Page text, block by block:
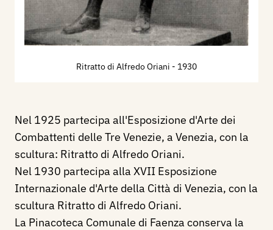
Ritratto di Alfredo Oriani - 1930
Nel 1925 partecipa all'Esposizione d'Arte dei
Combattenti delle Tre Venezie, a Venezia, con la
scultura: Ritratto di Alfredo Oriani.
Nel 1930 partecipa alla XVII Esposizione
Internazionale d'Arte della Città di Venezia, con la
scultura Ritratto di Alfredo Oriani.
La Pinacoteca Comunale di Faenza conserva la